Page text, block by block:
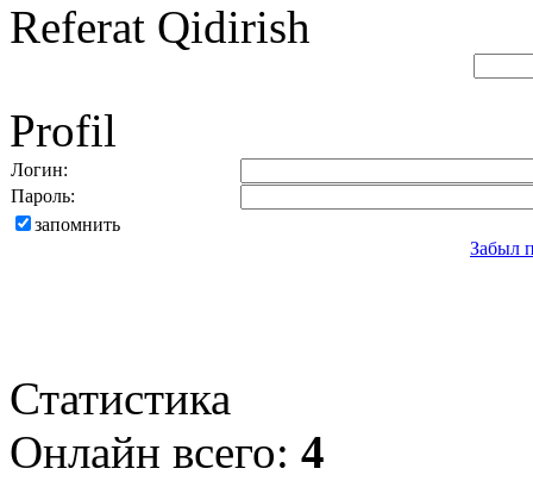
Referat Qidirish
Profil
Логин:
Пароль:
запомнить
Забыл
Статистика
Онлайн всего: 4